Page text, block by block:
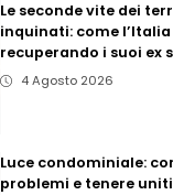
Le seconde vite dei
inquinati: come
recuperando i suoi ex
4 Agosto 2026
Luce condominiale:
problemi e tenere